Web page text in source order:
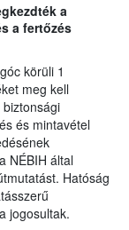
a
a fertőzés
körüli 1
meg kell
és mintavétel
NÉBIH által
Hatóság
jogosultak.